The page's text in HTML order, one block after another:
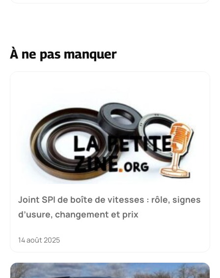
À ne pas manquer
Joint SPI de boîte de vitesses : rôle, signes
d’usure, changement et prix
14 août 2025